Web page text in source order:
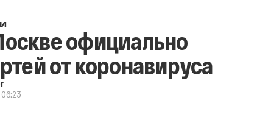
официально
от коронавируса